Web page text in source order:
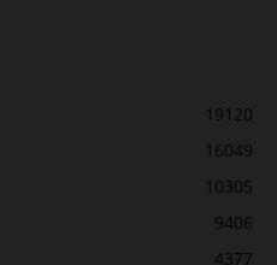
19120
16049
10305
9406
4377